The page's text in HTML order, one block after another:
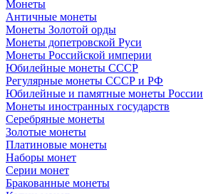
Монеты
Античные монеты
Монеты Золотой орды
Монеты допетровской Руси
Монеты Российской империи
Юбилейные монеты СССР
Регулярные монеты СССР и РФ
Юбилейные и памятные монеты России
Монеты иностранных государств
Серебряные монеты
Золотые монеты
Платиновые монеты
Наборы монет
Серии монет
Бракованные монеты